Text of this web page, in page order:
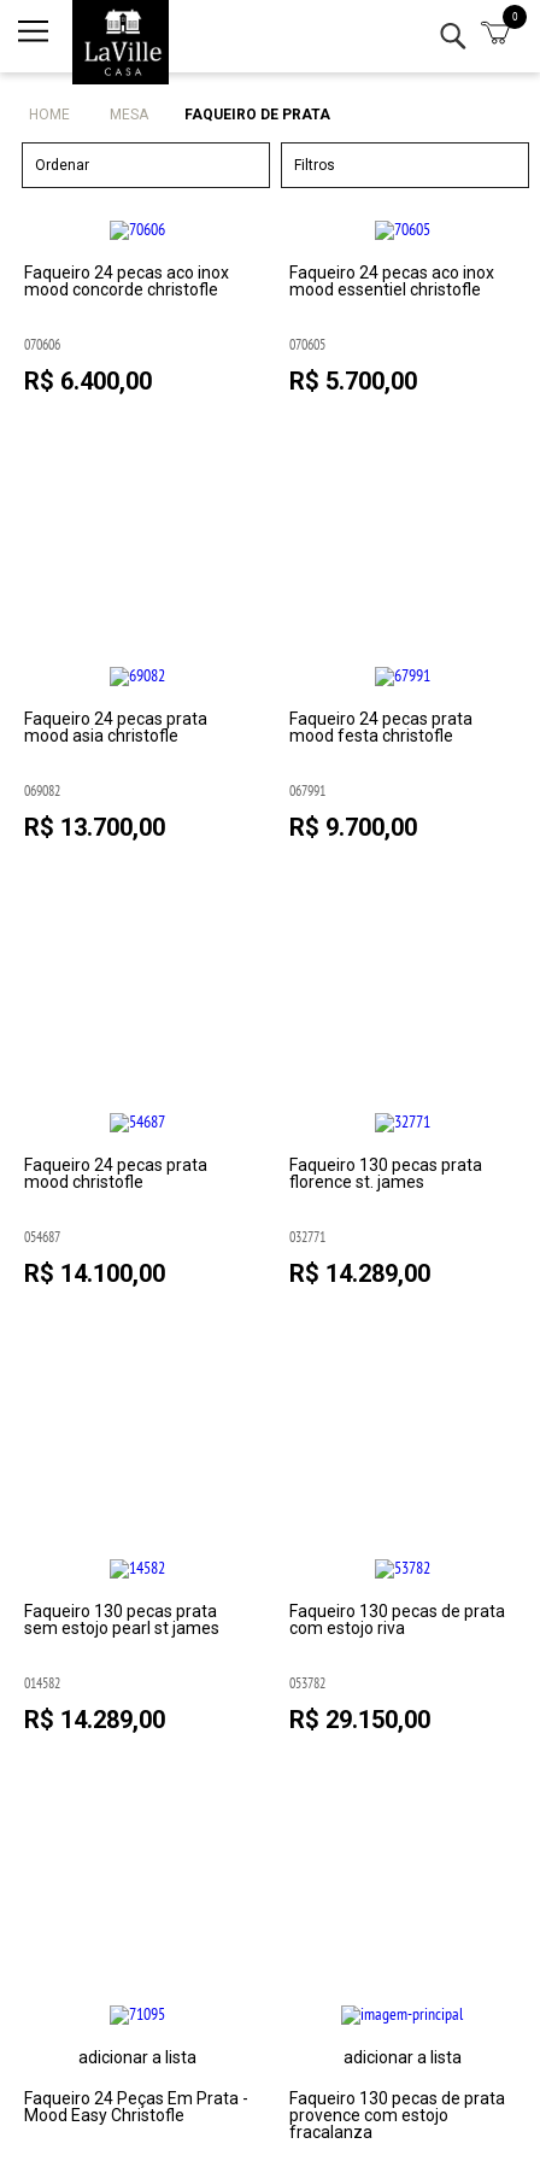
0
Minha conta
Lista de Presentes
Mesa
Eletro
Bar
Decor
HOME MESA FAQUEIRO DE PRATA
Filtros
Ordenar
Faqueiro 24 pecas aco inox
mood concorde christofle
070606
R$ 6.400,00
Faqueiro 24 pecas aco inox
mood essentiel christofle
070605
R$ 5.700,00
Faqueiro 24 pecas prata
mood asia christofle
069082
R$ 13.700,00
Faqueiro 24 pecas prata
mood festa christofle
067991
R$ 9.700,00
Faqueiro 24 pecas prata
mood christofle
054687
R$ 14.100,00
Faqueiro 130 pecas prata
florence st. james
032771
R$ 14.289,00
Faqueiro 130 pecas prata
sem estojo pearl st james
014582
R$ 14.289,00
Faqueiro 130 pecas de prata
com estojo riva
053782
R$ 29.150,00
adicionar a lista
Faqueiro 24 Peças Em Prata -
Mood Easy Christofle
adicionar a lista
Faqueiro 130 pecas de prata
provence com estojo
fracalanza